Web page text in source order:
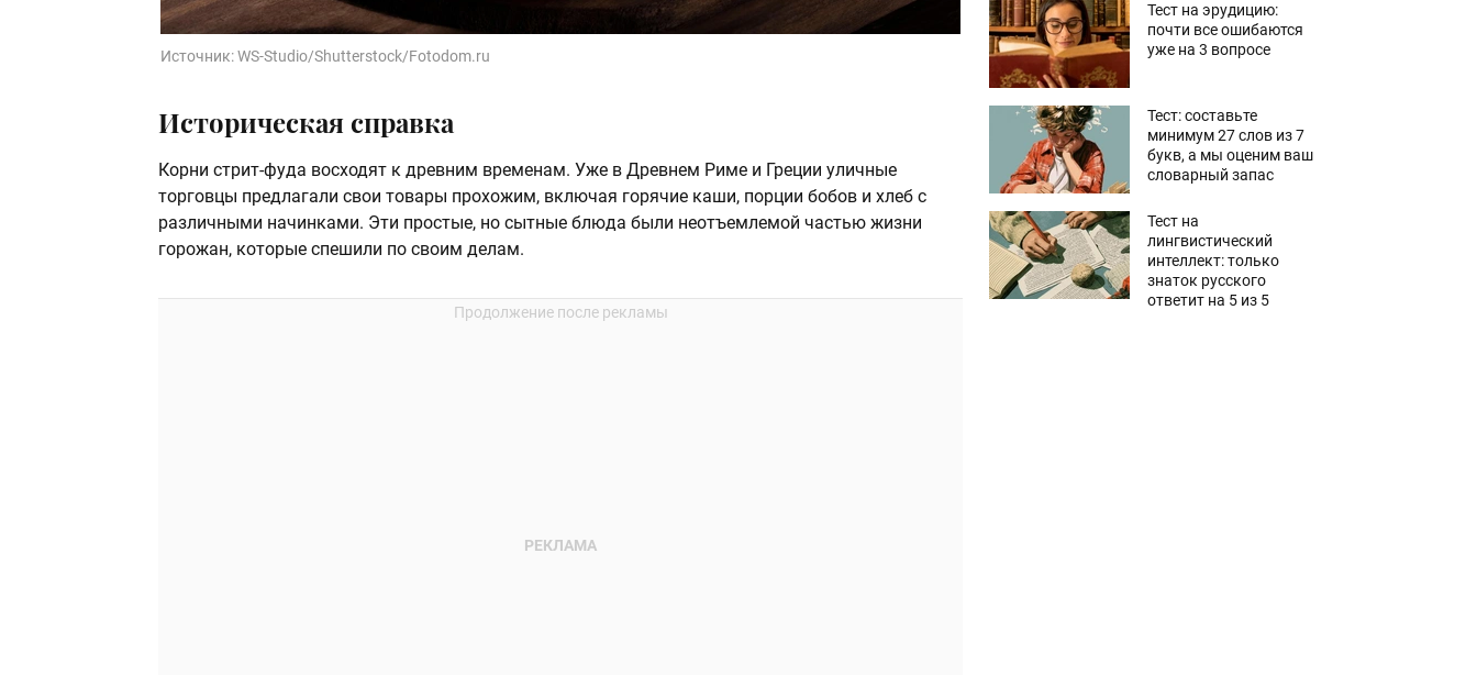
Источник:WS-Studio/Shutterstock/Fotodom.ru
Историческая справка
Корни стрит-фуда восходят к древним временам. Уже в Древнем Риме и Греции уличные
торговцы предлагали свои товары прохожим, включая горячие каши, порции бобов и хлеб с
различными начинками. Эти простые, но сытные блюда были неотъемлемой частью жизни
горожан, которые спешили по своим делам.
Тест на эрудицию:
почти все ошибаются
уже на 3 вопросе
Тест: составьте
минимум 27 слов из 7
букв, а мы оценим ваш
словарный запас
Тест на
лингвистический
интеллект: только
знаток русского
ответит на 5 из 5